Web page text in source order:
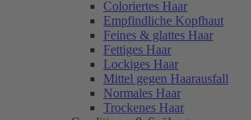
Coloriertes Haar
Empfindliche Kopfhaut
Feines & glattes Haar
Fettiges Haar
Lockiges Haar
Mittel gegen Haarausfall
Normales Haar
Trockenes Haar